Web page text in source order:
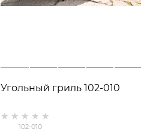
Угольный гриль 102-010
102-010